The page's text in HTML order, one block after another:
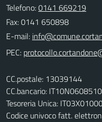
Telefono:0141 669219
Fax: 0141 650898
E-mail:
PEC:
CC.postale: 13039144
CC.bancario:
Tesoreria Unica:
Codice univoco fatt.